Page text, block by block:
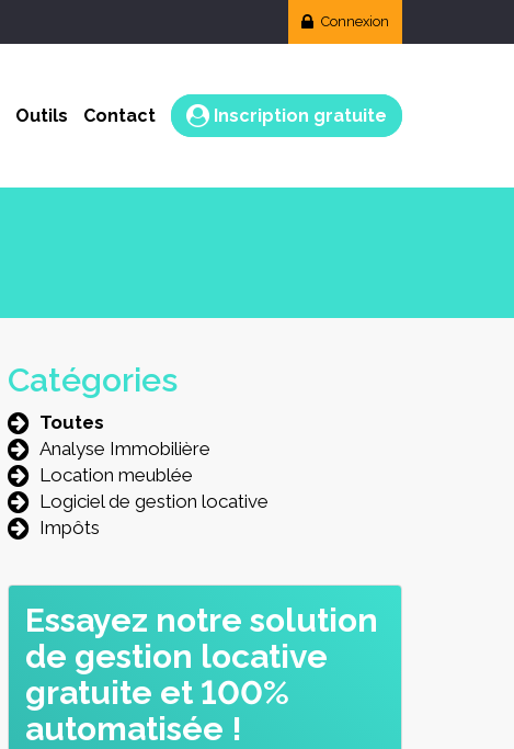
Connexion
Outils Contact Inscription gratuite
Catégories
Toutes
Analyse Immobilière
Location meublée
Logiciel de gestion locative
Impôts
Essayez notre solution
de gestion locative
gratuite et 100%
automatisée !